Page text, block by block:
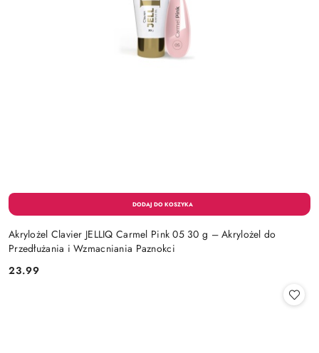
Akrylożel Clavier JELLIQ Carmel Pink 05 30 g – Akrylożel do
Przedłużania i Wzmacniania Paznokci
Cena:
23.99